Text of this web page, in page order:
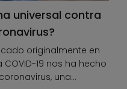
universal contra
originalmente en
19 nos ha hecho
una...